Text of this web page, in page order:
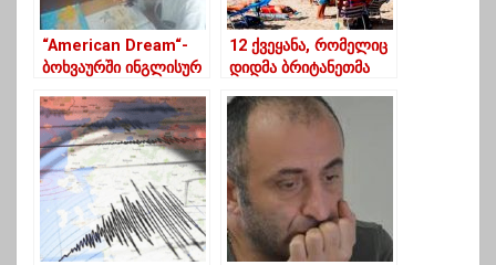
“American Dream“-
ბოხვაურში ინგლისურ
დაკვირვების
გაკვეთილი ჩატარდა
12 ქვეყანა, რომელიც
დიდმა ბრიტანეთმა
შეიყვანა და
კარანტინი მოუხსნა